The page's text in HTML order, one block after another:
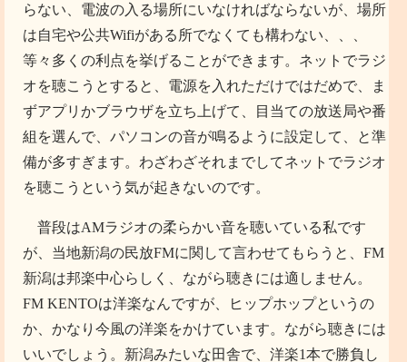
らない、電波の入る場所にいなければならないが、場所
は自宅や公共Wifiがある所でなくても構わない、、、
等々多くの利点を挙げることができます。ネットでラジ
オを聴こうとすると、電源を入れただけではだめで、ま
ずアプリかブラウザを立ち上げて、目当ての放送局や番
組を選んで、パソコンの音が鳴るように設定して、と準
備が多すぎます。わざわざそれまでしてネットでラジオ
を聴こうという気が起きないのです。
普段はAMラジオの柔らかい音を聴いている私です
が、当地新潟の民放FMに関して言わせてもらうと、FM
新潟は邦楽中心らしく、ながら聴きには適しません。
FM KENTOは洋楽なんですが、ヒップホップというの
か、かなり今風の洋楽をかけています。ながら聴きには
いいでしょう。新潟みたいな田舎で、洋楽1本で勝負し